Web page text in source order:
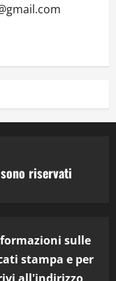
riservati
sulle
stampa e per
all'indirizzo